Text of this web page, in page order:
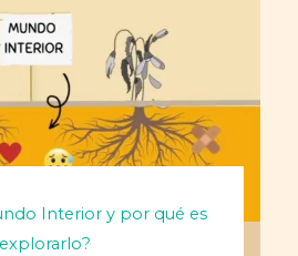
Interior y por qué es